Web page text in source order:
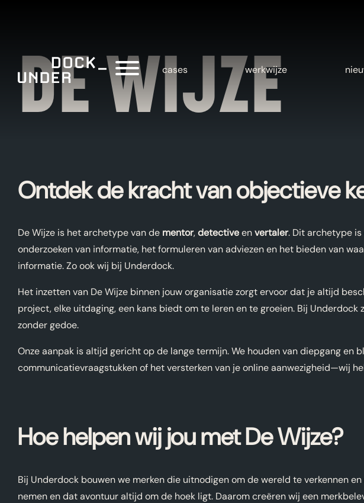
cases werkwijze
DE WIJZE
Ontdek de kracht van objectieve
De Wijze is het archetype van de mentor,detectiveenvertaler. Dit archetype
onderzoeken van informatie, het formuleren van adviezen en het bieden van
informatie. Zo ook wij bij Underdock.
Het inzetten van De Wijze binnen jouw organisatie zorgt ervoor dat je altijd
project, elke uitdaging, een kans biedt om te leren en te groeien. Bij
zonder gedoe.
Onze aanpak is altijd gericht op de lange termijn. We houden van diepgang
communicatievraagstukken of het versterken van je online aanwezigheid—wij
Hoe helpen wij jou met De Wijze?
Bij Underdock bouwen we merken die uitnodigen om de wereld te verkennen
nemen en dat avontuur altijd om de hoek ligt. Daarom creëren wij een